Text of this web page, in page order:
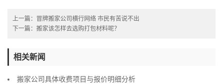
上一篇： 冒牌搬家公司横行网络 市民有苦说不出
下一篇： 搬家该怎样去选购打包材料呢？
相关新闻
搬家公司具体收费项目与报价明细分析